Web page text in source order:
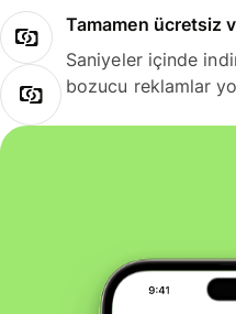
Tamamen ücretsiz
Saniyeler içinde
bozucu reklamlar